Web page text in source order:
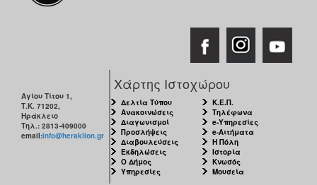
Αγίου Τίτου 1,
Τ.Κ. 71202,
Ηράκλειο
Τηλ.: 2813-409000
email:info@heraklion.gr
Χάρτης Ιστοχώρου
Δελτία Τύπου
Ανακοινώσεις
Διαγωνισμοί
Προσλήψεις
Διαβουλεύσεις
Εκδηλώσεις
Ο Δήμος
Υπηρεσίες
Κ.Ε.Π.
Τηλέφωνα
e-Υπηρεσίες
e-Αιτήματα
Η Πόλη
Ιστορία
Κνωσός
Μουσεία